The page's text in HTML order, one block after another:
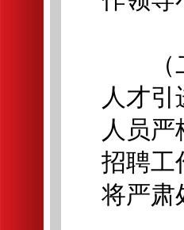
（二
人才
人员
招聘工
将严肃